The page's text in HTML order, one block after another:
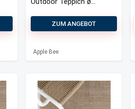
ZUM ANGEBOT
Apple Bee